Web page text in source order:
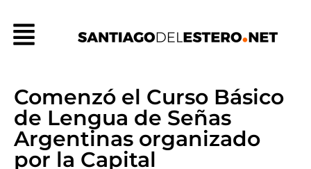
contenido
Menú
Comenzó el Curso Básico
de Lengua de Señas
Argentinas organizado
por la Capital